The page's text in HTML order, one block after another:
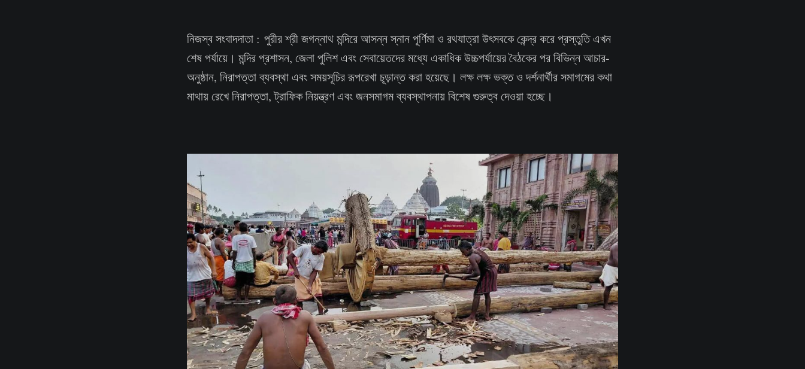
নিজস্ব সংবাদদাতা : পুরীর শ্রী জগন্নাথ মন্দিরে আসন্ন স্নান পূর্ণিমা ও রথযাত্রা উৎসবকে কেন্দ্র করে প্রস্তুতি এখন
শেষ পর্যায়ে। মন্দির প্রশাসন, জেলা পুলিশ এবং সেবায়েতদের মধ্যে একাধিক উচ্চপর্যায়ের বৈঠকের পর বিভিন্ন আচার-
অনুষ্ঠান, নিরাপত্তা ব্যবস্থা এবং সময়সূচির রূপরেখা চূড়ান্ত করা হয়েছে। লক্ষ লক্ষ ভক্ত ও দর্শনার্থীর সমাগমের কথা
মাথায় রেখে নিরাপত্তা, ট্রাফিক নিয়ন্ত্রণ এবং জনসমাগম ব্যবস্থাপনায় বিশেষ গুরুত্ব দেওয়া হচ্ছে।